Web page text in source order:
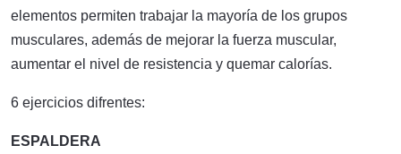
elementos permiten trabajar la mayoría de los grupos
musculares, además de mejorar la fuerza muscular,
aumentar el nivel de resistencia y quemar calorías.
6 ejercicios difrentes:
ESPALDERA